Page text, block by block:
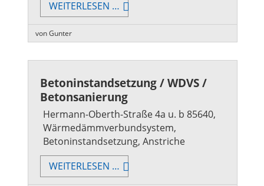
WEITERLESEN … TREPPENHAUSANIERUNG
/
von Gunter
Betoninstandsetzung / WDVS /
Betonsanierung
Hermann-Oberth-Straße 4a u. b 85640,
Wärmedämmverbundsystem,
Betoninstandsetzung, Anstriche
WEITERLESEN … BETONINSTANDSETZUNG
/